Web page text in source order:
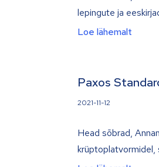
lepingute ja
Loe lähemalt
Paxos
2021-11-12
Head sõbrad,
krüptoplatvormidel,